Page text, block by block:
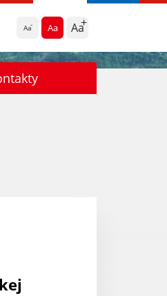
Aa Aa Aa